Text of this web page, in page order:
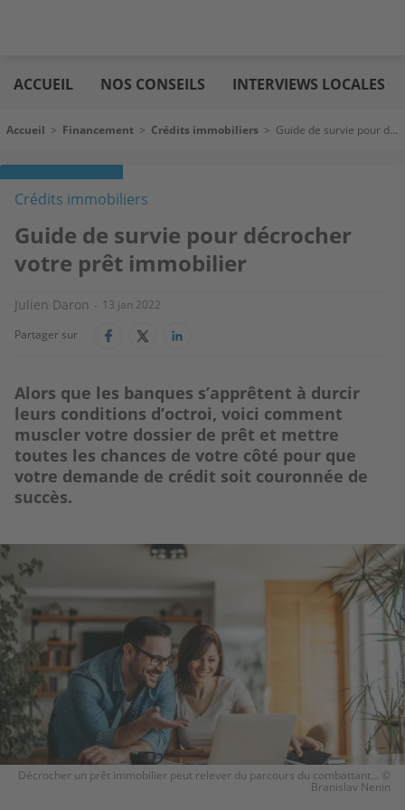
au
contenu
immo
ACCUEIL NOS CONSEILS INTERVIEWS LOCALES
Fil d'Ariane
Accueil > Financement > Crédits immobiliers > Guide de survie pour décrocher votre prêt immobilier
Crédits immobiliers
Guide de survie pour décrocher
votre prêt immobilier
Julien Daron
13 jan 2022
Partager sur
Alors que les banques s’apprêtent à durcir
leurs conditions d’octroi, voici comment
muscler votre dossier de prêt et mettre
toutes les chances de votre côté pour que
votre demande de crédit soit couronnée de
succès.
Image
Décrocher un prêt immobilier peut relever du parcours du combattant… ©​​
Branislav Nenin